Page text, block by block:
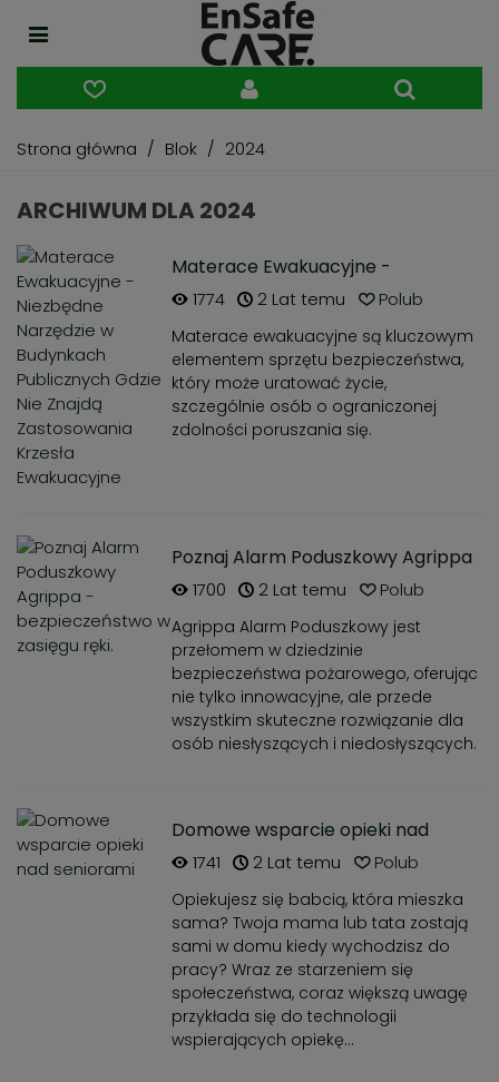
Strona główna / Blok / 2024
ARCHIWUM DLA 2024
Materace Ewakuacyjne -
Niezbędne Narzędzie w Budynkach
Zastosowania Krzesła Ewakuacyjne
1774 2 Lat temu Polub
Materace ewakuacyjne są kluczowym
elementem sprzętu bezpieczeństwa,
który może uratować życie,
szczególnie osób o ograniczonej
zdolności poruszania się.
Poznaj Alarm Poduszkowy Agrippa
- bezpieczeństwo w zasięgu ręki.
1700 2 Lat temu Polub
Agrippa Alarm Poduszkowy jest
przełomem w dziedzinie
bezpieczeństwa pożarowego, oferując
nie tylko innowacyjne, ale przede
wszystkim skuteczne rozwiązanie dla
osób niesłyszących i niedosłyszących.
Domowe wsparcie opieki nad
seniorami
1741 2 Lat temu Polub
Opiekujesz się babcią, która mieszka
sama? Twoja mama lub tata zostają
sami w domu kiedy wychodzisz do
pracy? Wraz ze starzeniem się
społeczeństwa, coraz większą uwagę
przykłada się do technologii
wspierających opiekę...